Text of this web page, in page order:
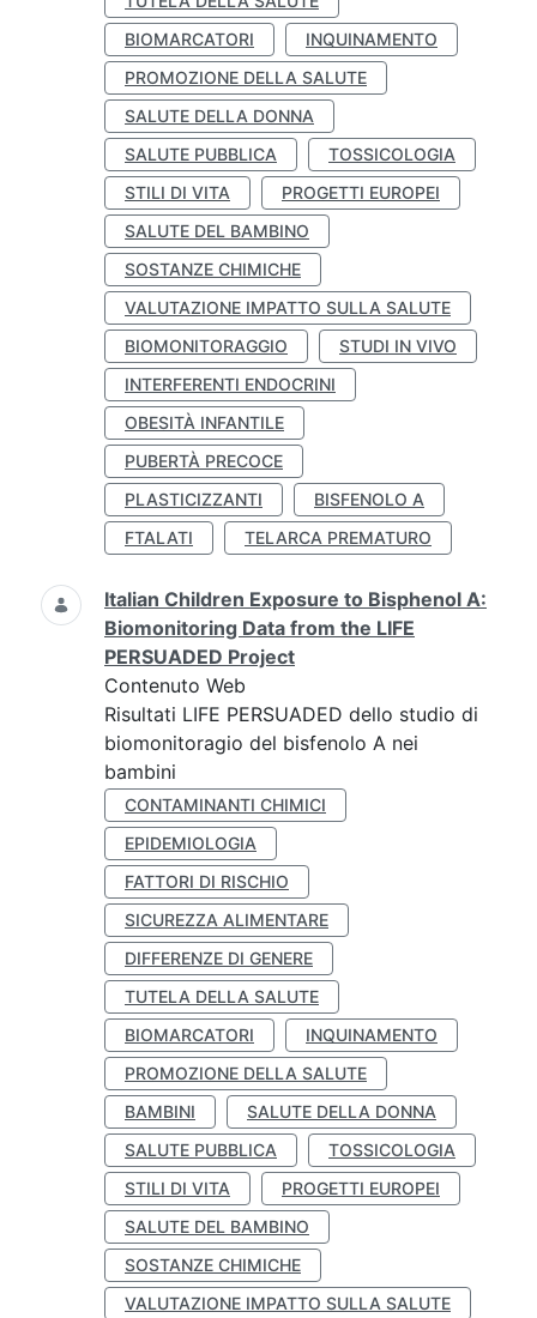
BIOMARCATORI
INQUINAMENTO
PROMOZIONE DELLA SALUTE
SALUTE DELLA DONNA
SALUTE PUBBLICA
TOSSICOLOGIA
STILI DI VITA
PROGETTI EUROPEI
SALUTE DEL BAMBINO
SOSTANZE CHIMICHE
VALUTAZIONE IMPATTO SULLA SALUTE
BIOMONITORAGGIO
STUDI IN VIVO
INTERFERENTI ENDOCRINI
OBESITÀ INFANTILE
PUBERTÀ PRECOCE
PLASTICIZZANTI
BISFENOLO A
FTALATI
TELARCA PREMATURO
Italian Children Exposure to Bisphenol A:
Biomonitoring Data from the LIFE
PERSUADED Project
Contenuto Web
Risultati LIFE PERSUADED dello studio di
biomonitoragio del bisfenolo A nei
bambini
CONTAMINANTI CHIMICI
EPIDEMIOLOGIA
FATTORI DI RISCHIO
SICUREZZA ALIMENTARE
DIFFERENZE DI GENERE
TUTELA DELLA SALUTE
BIOMARCATORI
INQUINAMENTO
PROMOZIONE DELLA SALUTE
BAMBINI
SALUTE DELLA DONNA
SALUTE PUBBLICA
TOSSICOLOGIA
STILI DI VITA
PROGETTI EUROPEI
SALUTE DEL BAMBINO
SOSTANZE CHIMICHE
VALUTAZIONE IMPATTO SULLA SALUTE